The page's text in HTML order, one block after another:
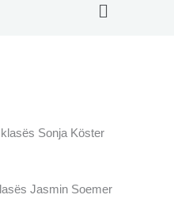
Main
Sonja Köster
Jasmin Soemer